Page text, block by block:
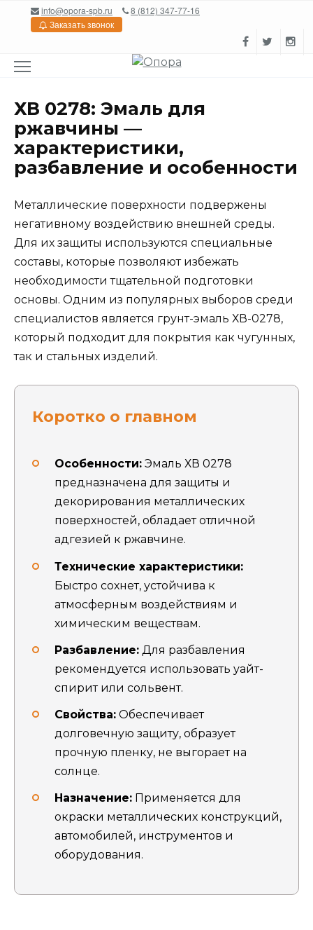
Перейтиinfo@opora-spb.ru
8 (812) 347-77-16
Заказать звонок
ХВ 0278: Эмаль для
ржавчины —
характеристики,
разбавление и особенности
Металлические поверхности подвержены
негативному воздействию внешней среды.
Для их защиты используются специальные
составы, которые позволяют избежать
необходимости тщательной подготовки
основы. Одним из популярных выборов среди
специалистов является грунт-эмаль ХВ-0278,
который подходит для покрытия как чугунных,
так и стальных изделий.
Коротко о главном
Особенности: Эмаль ХВ 0278
предназначена для защиты и
декорирования металлических
поверхностей, обладает отличной
адгезией к ржавчине.
Технические характеристики:
Быстро сохнет, устойчива к
атмосферным воздействиям и
химическим веществам.
Разбавление: Для разбавления
рекомендуется использовать уайт-
спирит или сольвент.
Свойства: Обеспечивает
долговечную защиту, образует
прочную пленку, не выгорает на
солнце.
Назначение: Применяется для
окраски металлических конструкций,
автомобилей, инструментов и
оборудования.